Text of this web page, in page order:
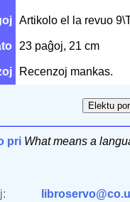
Artikolo el la revuo
23 paĝoj, 21 cm
Recenzoj mankas.
pri What means a